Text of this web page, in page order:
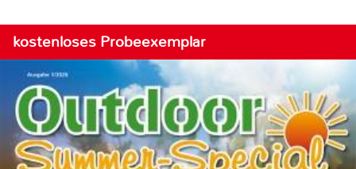
kostenloses Probeexemplar